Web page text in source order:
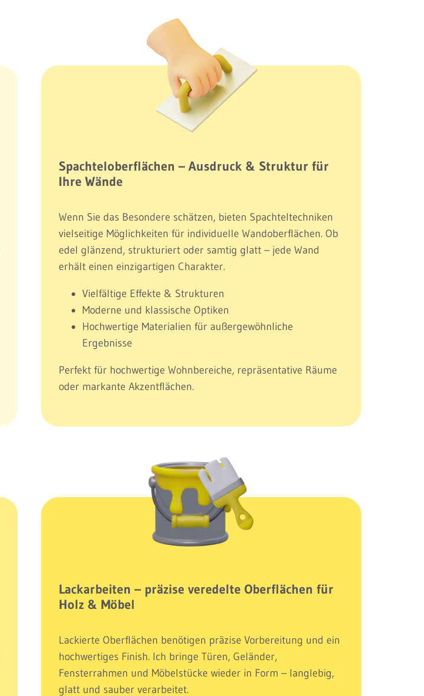
Spachteloberflächen – Ausdruck & Struktur für
Ihre Wände
Wenn Sie das Besondere schätzen, bieten Spachteltechniken
vielseitige Möglichkeiten für individuelle Wandoberflächen. Ob
edel glänzend, strukturiert oder samtig glatt – jede Wand
erhält einen einzigartigen Charakter.
Vielfältige Effekte & Strukturen
Moderne und klassische Optiken
Hochwertige Materialien für außergewöhnliche
Ergebnisse
Perfekt für hochwertige Wohnbereiche, repräsentative Räume
oder markante Akzentflächen.
Lackarbeiten – präzise veredelte Oberflächen für
Holz & Möbel
Lackierte Oberflächen benötigen präzise Vorbereitung und ein
hochwertiges Finish. Ich bringe Türen, Geländer,
Fensterrahmen und Möbelstücke wieder in Form – langlebig,
glatt und sauber verarbeitet.